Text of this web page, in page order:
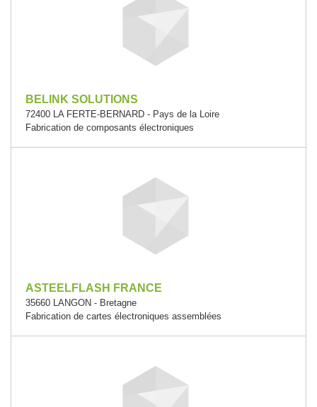
BELINK SOLUTIONS
72400 LA FERTE-BERNARD - Pays de la Loire
Fabrication de composants électroniques
ASTEELFLASH FRANCE
35660 LANGON - Bretagne
Fabrication de cartes électroniques assemblées